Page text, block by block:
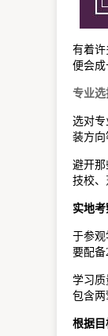
有着
便会成
专业选
选对
装方向
避开
技校、
实地
于参观
要配备
学习质
包含两
根据